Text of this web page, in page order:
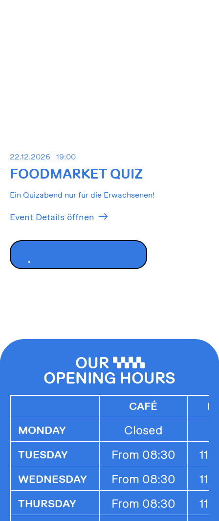
22.12.2026 19:00
FOODMARKET QUIZ
Ein Quizabend nur für die Erwachsenen!
Event Details öffnen
OUR 0000
OPENING HOURS
CAFÉ
MONDAY Closed
TUESDAY From 08:30
WEDNESDAY From 08:30
THURSDAY From 08:30